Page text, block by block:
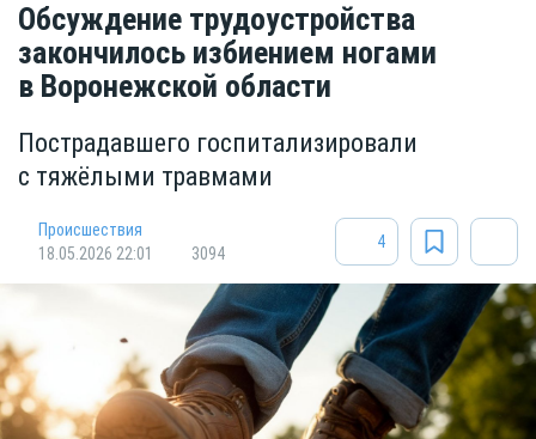
Обсуждение трудоустройства
закончилось избиением ногами
в Воронежской области
Пострадавшего госпитализировали
с тяжёлыми травмами
Происшествия
18.05.2026 22:01
3094
4